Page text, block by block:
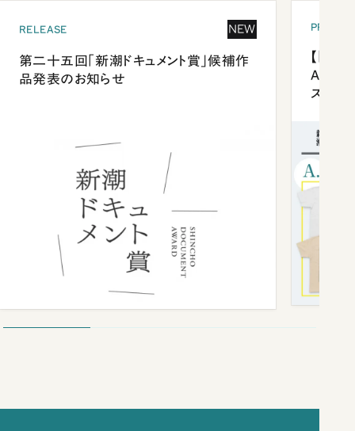
RELEASE NEW
第二十五回「新潮ドキュメント賞」候補作
品発表のお知らせ
【「新
ズプレ